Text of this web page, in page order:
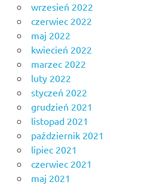
wrzesień 2022
czerwiec 2022
maj 2022
kwiecień 2022
marzec 2022
luty 2022
styczeń 2022
grudzień 2021
listopad 2021
październik 2021
lipiec 2021
czerwiec 2021
maj 2021